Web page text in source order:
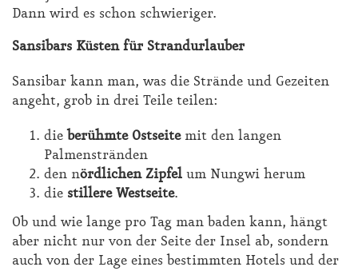
Dann wird es schon schwieriger.
San­si­bars Küs­ten für Strand­ur­lau­ber
San­si­bar kann man, was die Strän­de und Ge­zei­ten
an­geht, grob in drei Tei­le tei­len:
die berühmte Ostseite mit den langen
Palmenstränden
den nördlichen Zipfel um Nungwi herum
die stillere Westseite.
Ob und wie lan­ge pro Tag man ba­den kann, hängt
aber nicht nur von der Sei­te der In­sel ab, son­dern
auch von der La­ge ei­nes be­stimm­ten Ho­tels und der